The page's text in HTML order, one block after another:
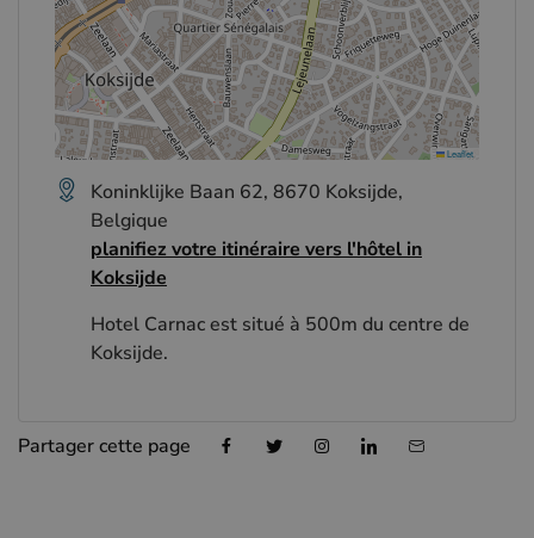
Leaflet
Koninklijke Baan 62, 8670 Koksijde,
Belgique
planifiez votre itinéraire vers l'hôtel in
Koksijde
Hotel Carnac est situé à 500m du centre de
Koksijde.
Partager cette page